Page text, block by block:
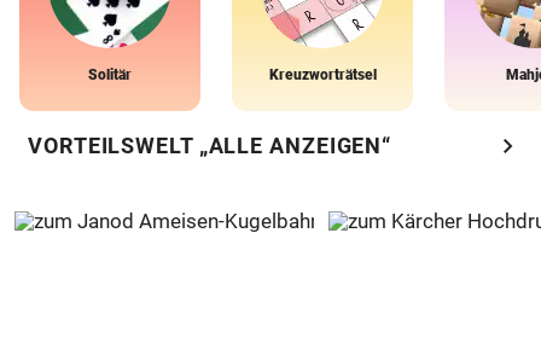
Solitär Kreuzworträtsel
VORTEILSWELT „ALLE ANZEIGEN“ chevron_right